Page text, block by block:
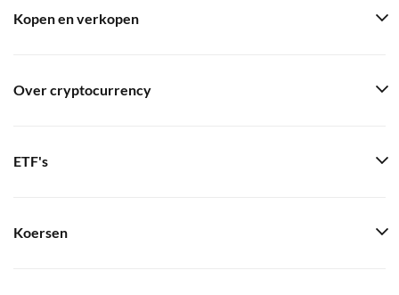
Kopen en verkopen
Over cryptocurrency
ETF's
Koersen